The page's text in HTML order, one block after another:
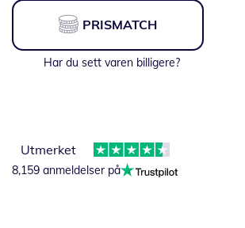
PRISMATCH
Har du sett varen billigere?
Utmerket
8,159 anmeldelser på